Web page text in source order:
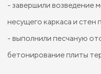
- завершили возведение
несущего каркаса и стен
- выполнили песчаную
бетонирование плиты